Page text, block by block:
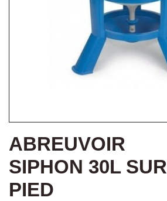
ABREUVOIR
SIPHON 30L SUR
PIED